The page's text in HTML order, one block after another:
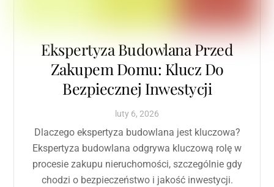
Ekspertyza Budowlana Przed
Zakupem Domu: Klucz Do
Bezpiecznej Inwestycji
luty 6, 2026
Dlaczego ekspertyza budowlana jest kluczowa?
Ekspertyza budowlana odgrywa kluczową rolę w
procesie zakupu nieruchomości, szczególnie gdy
chodzi o bezpieczeństwo i jakość inwestycji.